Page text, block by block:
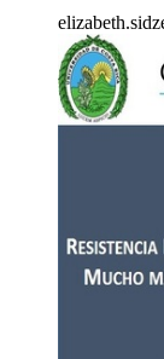
elizabeth.s